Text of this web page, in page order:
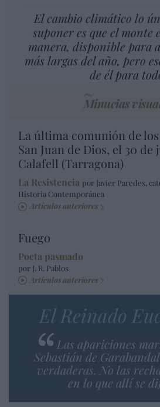
El cambio climático lo
suponer es que el monte
manera, disponible para
más largas del año, pero
de él para
Minucias
La última comunión de los
San Juan de Dios, el 30 de
Calafell (Tarragona)
La Resistencia por Javier Paredes,
Historia Contemporánea
Artículos anteriores
Fuego
Poeta pasmado
por J. R. Pablos
Artículos anteriores
El Reinado
Las apariciones
Sebastián de
verdaderas. No las
en lo que allí se